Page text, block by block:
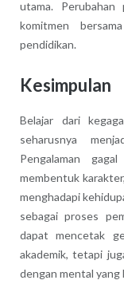
utama.
komitmen
pendidikan.
Kesimpulan
Belajar dari
seharusnya
Pengalaman
membentuk
menghadapi
sebagai proses
dapat mencetak
akademik, tetapi
dengan mental yang